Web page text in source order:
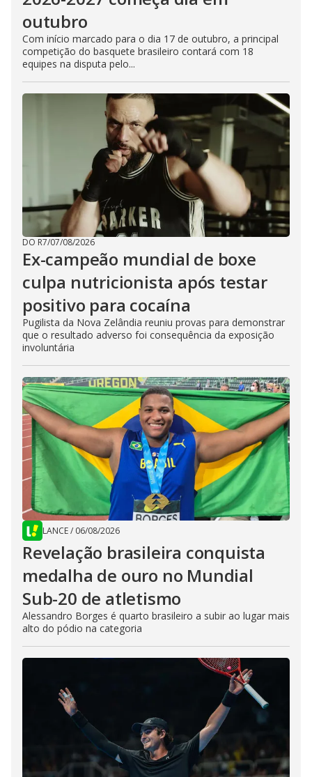
outubro
Com início marcado para o dia 17 de outubro, a principal
competição do basquete brasileiro contará com 18
equipes na disputa pelo...
DO R7/07/08/2026
Ex-campeão mundial de boxe
culpa nutricionista após testar
positivo para cocaína
Pugilista da Nova Zelândia reuniu provas para demonstrar
que o resultado adverso foi consequência da exposição
involuntária
LANCE/ 06/08/2026
Revelação brasileira conquista
medalha de ouro no Mundial
Sub-20 de atletismo
Alessandro Borges é quarto brasileiro a subir ao lugar mais
alto do pódio na categoria